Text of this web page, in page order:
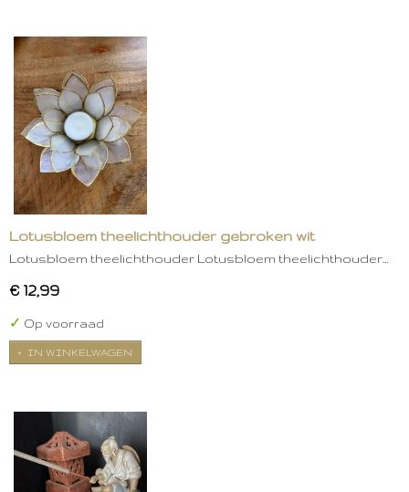
Lotusbloem theelichthouder gebroken wit
Lotusbloem theelichthouder Lotusbloem theelichthouder…
€ 12,99
✓ Op voorraad
IN WINKELWAGEN